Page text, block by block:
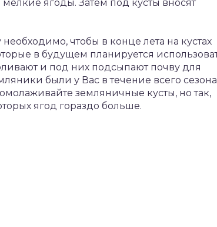
ягоды. Затем под кусты вносят
чтобы в конце лета на кустах
в будущем планируется
и под них подсыпают почву для
были у Вас в течение всего
земляничные кусты, но так,
ягод гораздо больше.